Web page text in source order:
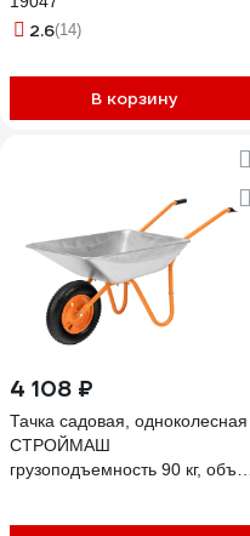
2.6(14)
В корзину
4 108 ₽
Тачка садовая, одноколесная
СТРОЙМАШ
грузоподъемность 90 кг, объем